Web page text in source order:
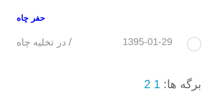
حفر چاه
1395-01-29
/ در تخلیه چاه
برگه ها: 1
2